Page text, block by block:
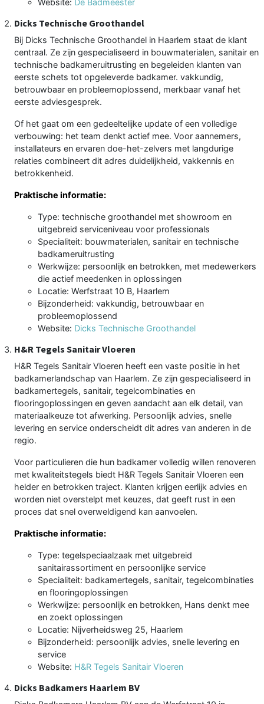
Dicks Technische Groothandel
Bij Dicks Technische Groothandel in Haarlem staat de klant
centraal. Ze zijn gespecialiseerd in bouwmaterialen, sanitair en
technische badkameruitrusting en begeleiden klanten van
eerste schets tot opgeleverde badkamer. vakkundig,
betrouwbaar en probleemoplossend, merkbaar vanaf het
eerste adviesgesprek.
Of het gaat om een gedeeltelijke update of een volledige
verbouwing: het team denkt actief mee. Voor aannemers,
installateurs en ervaren doe-het-zelvers met langdurige
relaties combineert dit adres duidelijkheid, vakkennis en
betrokkenheid.
Praktische informatie:
Type: technische groothandel met showroom en
uitgebreid serviceniveau voor professionals
Specialiteit: bouwmaterialen, sanitair en technische
badkameruitrusting
Werkwijze: persoonlijk en betrokken, met medewerkers
die actief meedenken in oplossingen
Locatie: Werfstraat 10 B, Haarlem
Bijzonderheid: vakkundig, betrouwbaar en
probleemoplossend
Website: Dicks Technische Groothandel
H&R Tegels Sanitair Vloeren
H&R Tegels Sanitair Vloeren heeft een vaste positie in het
badkamerlandschap van Haarlem. Ze zijn gespecialiseerd in
badkamertegels, sanitair, tegelcombinaties en
flooringoplossingen en geven aandacht aan elk detail, van
materiaalkeuze tot afwerking. Persoonlijk advies, snelle
levering en service onderscheidt dit adres van anderen in de
regio.
Voor particulieren die hun badkamer volledig willen renoveren
met kwaliteitstegels biedt H&R Tegels Sanitair Vloeren een
helder en betrokken traject. Klanten krijgen eerlijk advies en
worden niet overstelpt met keuzes, dat geeft rust in een
proces dat snel overweldigend kan aanvoelen.
Praktische informatie:
Type: tegelspeciaalzaak met uitgebreid
sanitairassortiment en persoonlijke service
Specialiteit: badkamertegels, sanitair, tegelcombinaties
en flooringoplossingen
Werkwijze: persoonlijk en betrokken, Hans denkt mee
en zoekt oplossingen
Locatie: Nijverheidsweg 25, Haarlem
Bijzonderheid: persoonlijk advies, snelle levering en
service
Website: H&R Tegels Sanitair Vloeren
Dicks Badkamers Haarlem BV